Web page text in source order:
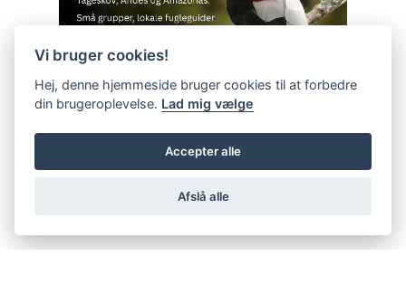
Vi bruger cookies!
Hej, denne hjemmeside bruger cookies til at forbedre
din brugeroplevelse. Lad mig vælge
Accepter alle
Afslå alle